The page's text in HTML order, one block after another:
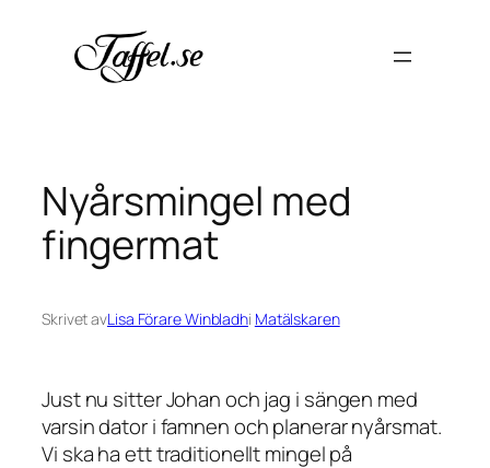
innehåll
Nyårsmingel med
fingermat
Skrivet avLisa Förare Winbladhi Matälskaren
Just nu sitter Johan och jag i sängen med
varsin dator i famnen och planerar nyårsmat.
Vi ska ha ett traditionellt mingel på